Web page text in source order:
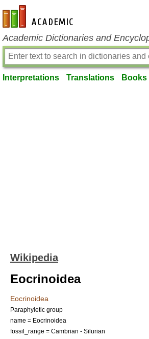
en-academic.com
Academic Dictionaries and
Interpretations Translations Books
Wikipedia
Eocrinoidea
Eocrinoidea
Paraphyletic group
name = Eocrinoidea
fossil_range = Cambrian - Silurian